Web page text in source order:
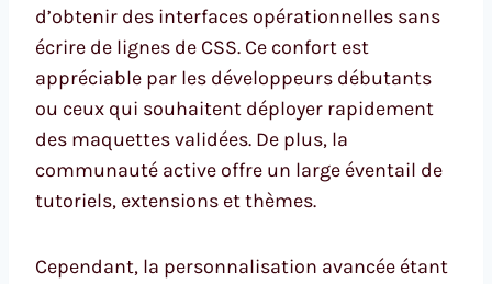
d’obtenir des interfaces opérationnelles sans
écrire de lignes de CSS. Ce confort est
appréciable par les développeurs débutants
ou ceux qui souhaitent déployer rapidement
des maquettes validées. De plus, la
communauté active offre un large éventail de
tutoriels, extensions et thèmes.
Cependant, la personnalisation avancée étant